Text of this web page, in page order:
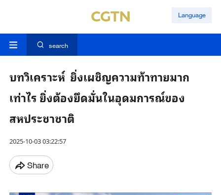
Language
search
บทวิเคราะห์ ยิ่งเผชิญความท้าทายมาก
เท่าไร ยิ่งต้องยึดมั่นในอุดมการณ์ของ
สหประชาชาติ
2025-10-03 03:22:57
Share